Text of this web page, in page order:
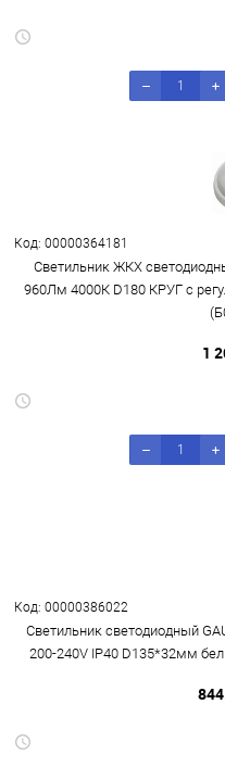
Код: 00000364181
Светильник ЖКХ
960Лм 4000К D180 КРУГ с
1
Код: 00000386022
Светильник светодиодный
200-240V IP40 D135*32мм